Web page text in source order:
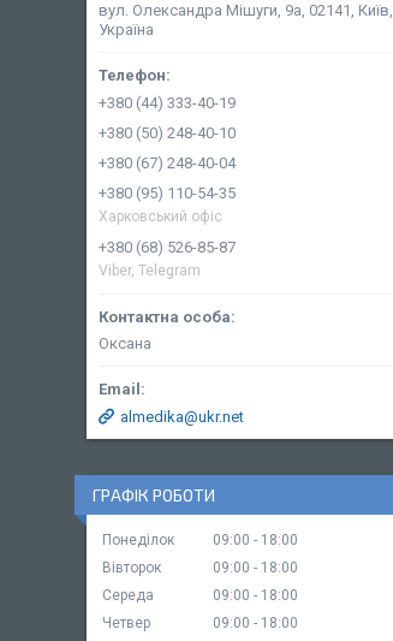
вул. Олександра Мішуги, 9а, 02141, Київ,
Україна
+380 (44) 333-40-19
+380 (50) 248-40-10
+380 (67) 248-40-04
+380 (95) 110-54-35
Харковський офіс
+380 (68) 526-85-87
Viber, Telegram
Оксана
almedika@ukr.net
ГРАФІК РОБОТИ
Понеділок 09:00
18:00
Вівторок
09:00
18:00
Середа
09:00
18:00
Четвер
09:00
18:00